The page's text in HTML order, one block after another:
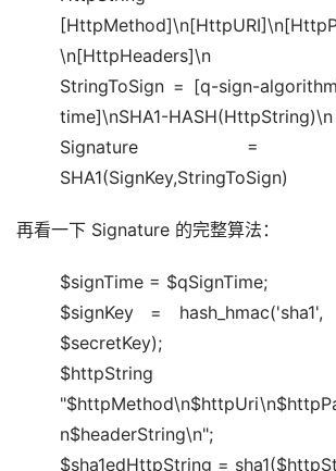
\n[HttpHeaders]\n
StringToSign = [q-sign-
time]\nSHA1-HASH(HttpString)\n
Signature =
SHA1(SignKey,StringToSign)
再看一下 Signature 的完整算法：
$signTime = $qSignTime;
$signKey = hash_hmac('sha1',
$secretKey);
n$headerString\n";
$sha1edHttpString =